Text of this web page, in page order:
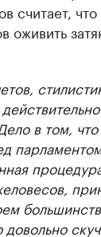
считает,
оживить
в том, что